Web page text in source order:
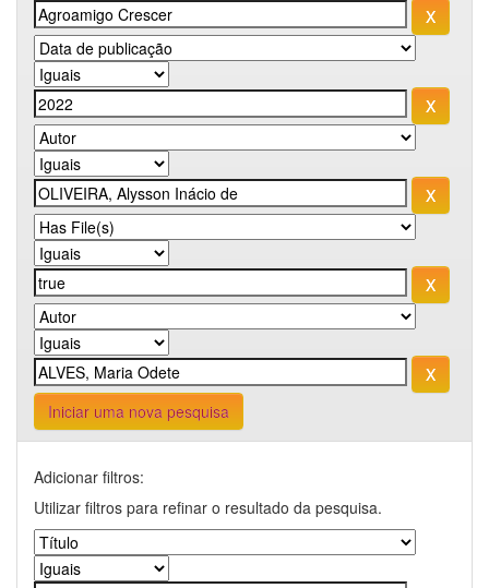
Iniciar uma nova pesquisa
Adicionar filtros:
Utilizar filtros para refinar o resultado da pesquisa.